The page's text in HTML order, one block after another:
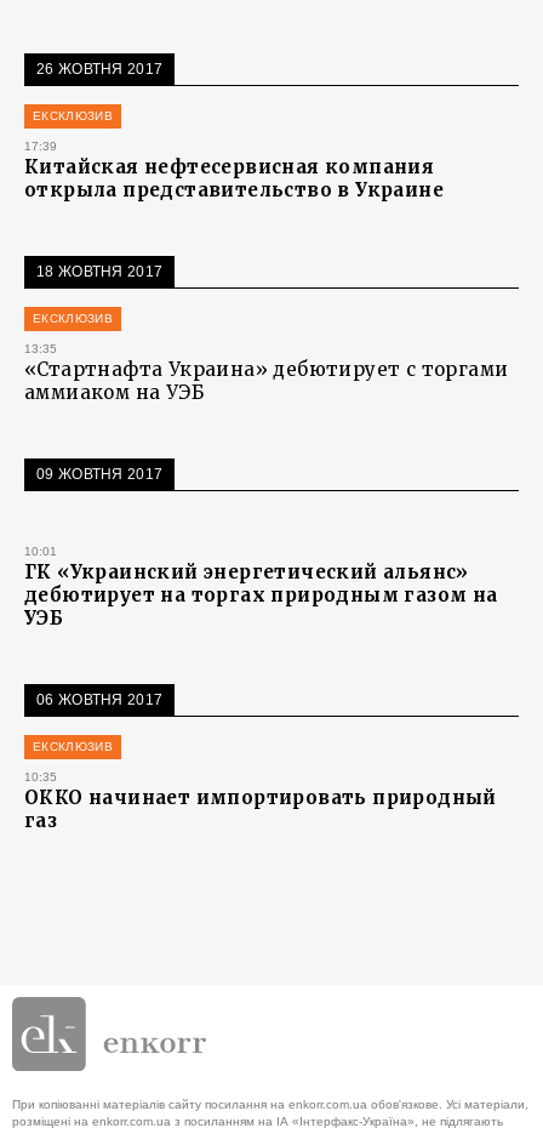
26 ЖОВТНЯ 2017
ЕКСКЛЮЗИВ
17:39
Китайская нефтесервисная компания
открыла представительство в Украине
18 ЖОВТНЯ 2017
ЕКСКЛЮЗИВ
13:35
«Стартнафта Украина» дебютирует с торгами
аммиаком на УЭБ
09 ЖОВТНЯ 2017
10:01
ГК «Украинский энергетический альянс»
дебютирует на торгах природным газом на
УЭБ
06 ЖОВТНЯ 2017
ЕКСКЛЮЗИВ
10:35
ОККО начинает импортировать природный
газ
При копіюванні матеріалів сайту посилання на enkorr.com.ua обов'язкове. Усі матеріали,
розміщені на enkorr.com.ua з посиланням на ІА «Інтерфакс-Україна», не підлягають